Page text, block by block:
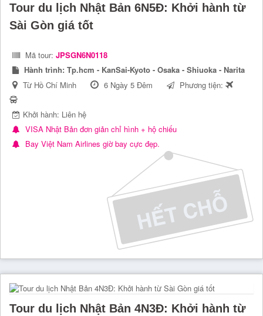
Tour du lịch Nhật Bản 6N5Đ: Khởi hành từ
Sài Gòn giá tốt
Mã tour: JPSGN6N0118
Hành trình: Tp.hcm - KanSai-Kyoto - Osaka - Shiuoka - Narita
Từ Hồ Chí Minh
6 Ngày 5 Đêm Phương tiện:
Khởi hành: Liên hệ
VISA Nhật Bản đơn giản chỉ hình + hộ chiếu
Bay Việt Nam Airlines giờ bay cực đẹp.
Tour du lịch Nhật Bản 4N3Đ: Khởi hành từ